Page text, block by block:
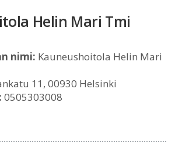
Helin Mari Tmi
nimi: Kauneushoitola Helin Mari
11, 00930 Helsinki
0505303008